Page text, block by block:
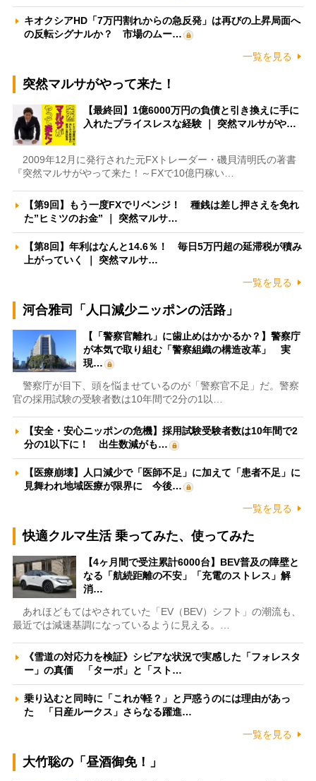
キオクシアHD「7万円割れからの急反発」は再びの上昇局面へ
の反転シグナルか？ 市場のムー…
一覧を見る
突然マルサがやって来た！
【最終回】1億6000万円の負債と引き換えに手に
入れたプライスレスな経験 ｜ 突然マルサがや…
2009年12月に発行された元FXトレーダー・磯貝清明氏の著書
『突然マルサがやって来た！～FXで10億円稼い…
【第9回】もう一度FXでリベンジ！ 種銭は差し押さえを免れ
た”ヒミツのお金” ｜ 突然マルサ…
【第8回】年利はなんと14.6％！ 毎日5万円超の延滞税が積み
上がっていく ｜ 突然マルサ…
一覧を見る
河合雅司「人口減少ニッポンの活路」
【「警察官離れ」に歯止めはかかるか？】警察庁
が本気で取り組む「警察組織の構造改革」 実
現…
警察庁が目下、頭を悩ませているのが「警察官不足」だ。警察
官の採用試験の受験者数は10年間で2分の1以…
【安全・安心ニッポンの危機】採用試験受験者数は10年間で2
分の1以下に！ 出生数減がも…
【医療崩壊】人口減少で「医師不足」に加えて「患者不足」に
見舞われ地域医療が限界に 今後…
一覧を見る
快適クルマ生活 乗ってみた、使ってみた
【4ヶ月間で受注累計6000台】BEV普及の障壁と
なる「航続距離の不安」「充電のストレス」解
消…
あれほどもてはやされていた「EV（BEV）シフト」の潮流も、
最近では減速基調になっているように見える。…
《雪道の対応力を検証》シビアな状況で実感した「フォレスタ
ー」の真価 「ターボ」と「スト…
乗り込むと同時に「これが軽？」と戸惑うのには理由があっ
た 「日産ルークス」さらなる躍進…
一覧を見る
大竹聡の「昼酒御免！」